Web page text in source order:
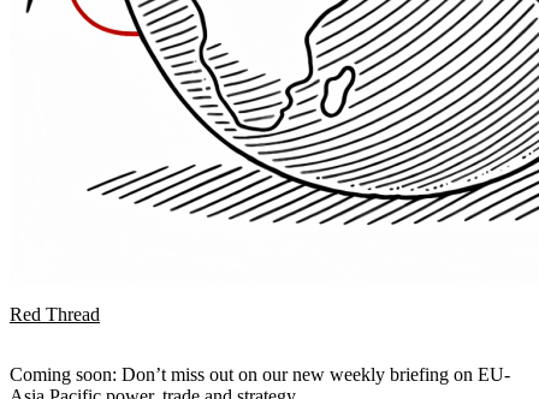
Red Thread
Coming soon: Don’t miss out on our new weekly briefing on EU-